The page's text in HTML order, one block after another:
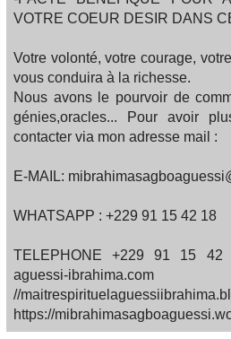
VOTRE COEUR DESIR DANS
Votre volonté, votre courage,
vous conduira à la richesse.
Nous avons le pourvoir de
génies,oracles... Pour avoir
contacter via mon adresse mail :
E-MAIL:
WHATSAPP : +229 91 15 42 18
TELEPHONE +229 91 15 42
aguessi-
//
https://